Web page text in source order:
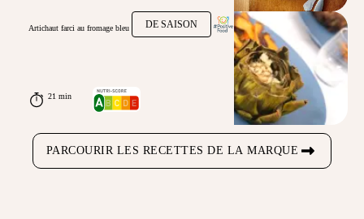
DE SAISON
Artichaut farci au fromage bleu
21 min
PARCOURIR LES RECETTES DE LA MARQUE